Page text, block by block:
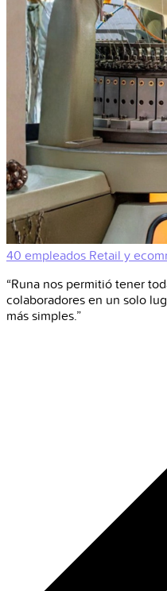
40 empleados Retail y
“Runa nos permitió tener
colaboradores en un solo
más simples.”